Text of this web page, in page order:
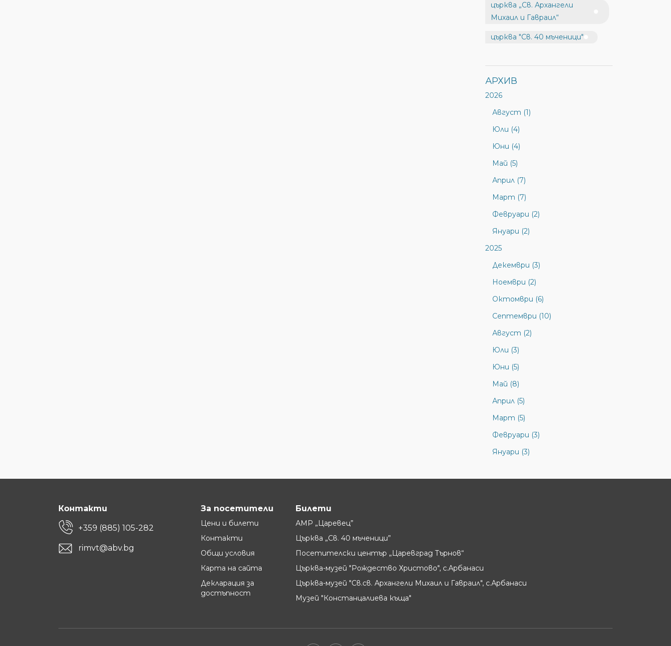
църква „Св. Архангели
Михаил и Гавраил“
църква "Св. 40 мъченици"
АРХИВ
2026
Август (1)
Юли (4)
Юни (4)
Май (5)
Април (7)
Март (7)
Февруари (2)
Януари (2)
2025
Декември (3)
Ноември (2)
Октомври (6)
Септември (10)
Август (2)
Юли (3)
Юни (5)
Май (8)
Април (5)
Март (5)
Февруари (3)
Януари (3)
Контакти
+359 (885) 105-282
rimvt@abv.bg
За посетители
Цени и билети
Контакти
Общи условия
Карта на сайта
Декларация за
достъпност
Билети
АМР „Царевец”
Църква „Св. 40 мъченици”
Посетителски център „Царевград Търнов“
Църква-музей "Рождество Христово", с.Арбанаси
Църква-музей "Св.св. Архангели Михаил и Гавраил", с.Арбанаси
Музей "Констанцалиева къща"